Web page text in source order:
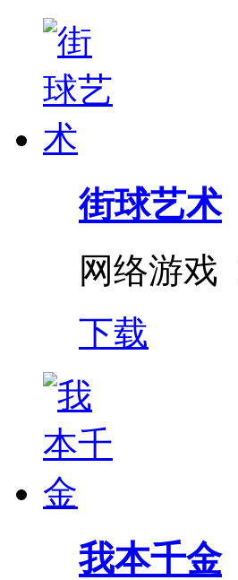
街球艺术
网络游戏
下载
我本千金